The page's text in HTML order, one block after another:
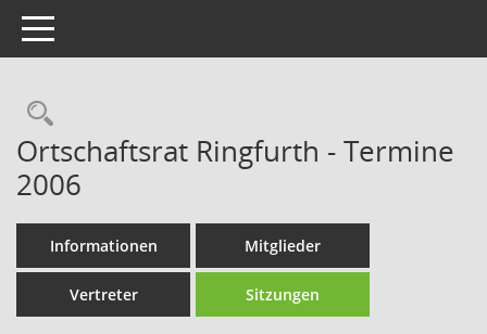
Toggle navigation
Rechercheauswahl
Ortschaftsrat Ringfurth - Termine
2006
Informationen Mitglieder
Vertreter Sitzungen